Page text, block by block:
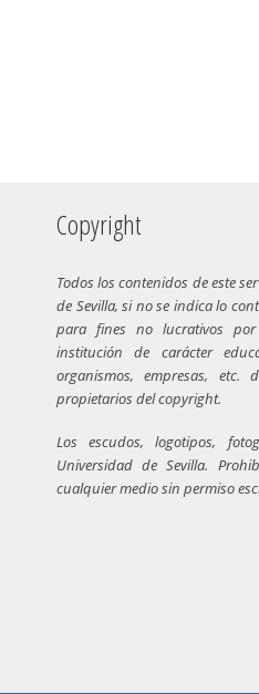
Copyright
Todos los contenidos de este
de Sevilla, si no se indica lo
para fines no lucrativos
institución de carácter
organismos, empresas,
propietarios del copyright.
Los escudos, logotipos,
Universidad de Sevilla.
cualquier medio sin permiso